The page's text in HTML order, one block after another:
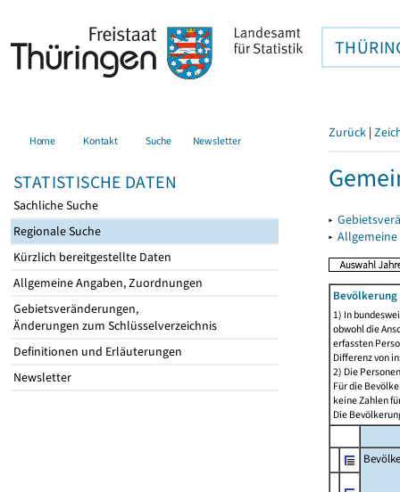
Home Kontakt Suche Newsletter
STATISTISCHE DATEN
Sachliche Suche
Regionale Suche
Kürzlich bereitgestellte Daten
Allgemeine Angaben, Zuordnungen
Gebietsveränderungen,
Änderungen zum Schlüsselverzeichnis
Definitionen und Erläuterungen
Newsletter
Zurück |
▸
▸
1) In
obwohl die
erfassten
Differenz von
2) Die
Für die
keine Zahlen
Die